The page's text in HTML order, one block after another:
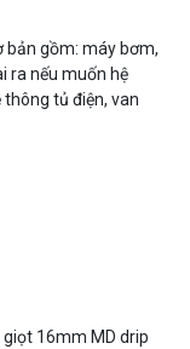
bản gồm: máy bơm,
ra nếu muốn hệ
tủ điện, van
16mm MD drip